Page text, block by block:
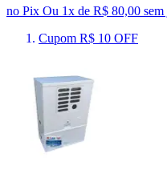
no Pix Ou 1x de R$ 80,00 sem
Cupom R$ 10 OFF